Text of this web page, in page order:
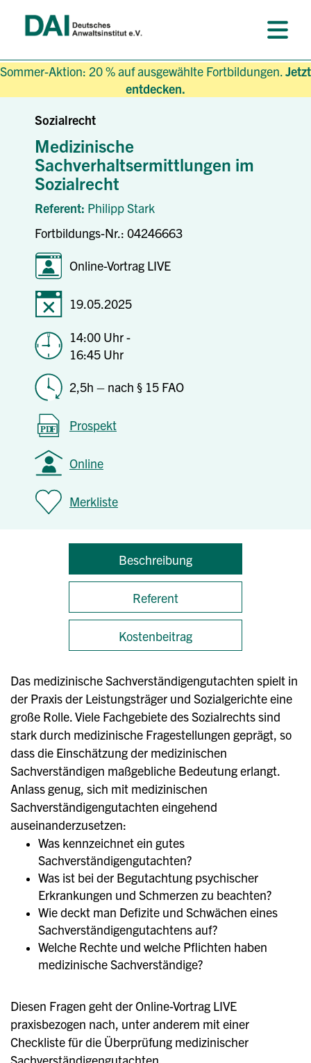
Sommer-Aktion: 20 % auf ausgewählte Fortbildungen.Jetzt
entdecken.
Sozialrecht
Medizinische
Sachverhaltsermittlungen im
Sozialrecht
Referent: Philipp Stark
Fortbildungs-Nr.: 04246663
Online-Vortrag LIVE
19.05.2025
14:00 Uhr -
16:45 Uhr
2,5h – nach § 15 FAO
Prospekt
Online
Merkliste
Beschreibung
Referent
Kostenbeitrag
Das medizinische Sachverständigengutachten spielt in
der Praxis der Leistungsträger und Sozialgerichte eine
große Rolle. Viele Fachgebiete des Sozialrechts sind
stark durch medizinische Fragestellungen geprägt, so
dass die Einschätzung der medizinischen
Sachverständigen maßgebliche Bedeutung erlangt.
Anlass genug, sich mit medizinischen
Sachverständigengutachten eingehend
auseinanderzusetzen:
Was kennzeichnet ein gutes
Sachverständigengutachten?
Was ist bei der Begutachtung psychischer
Erkrankungen und Schmerzen zu beachten?
Wie deckt man Defizite und Schwächen eines
Sachverständigengutachtens auf?
Welche Rechte und welche Pflichten haben
medizinische Sachverständige?
Diesen Fragen geht der Online-Vortrag LIVE
praxisbezogen nach, unter anderem mit einer
Checkliste für die Überprüfung medizinischer